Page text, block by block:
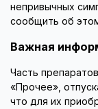
непривычных
сообщить об
Важная
Часть
«Прочее»,
что для их